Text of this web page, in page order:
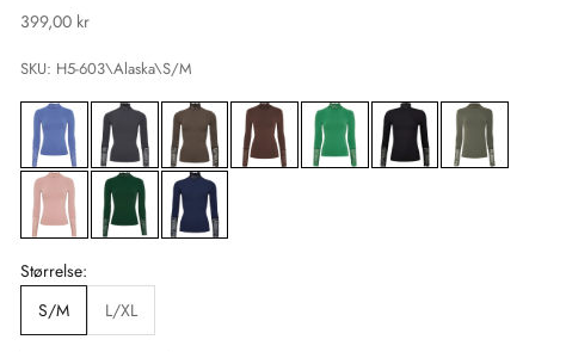
Salgspris
399,00 kr
SKU: H5-603\Alaska\S/M
Størrelse:
S/M
L/XL